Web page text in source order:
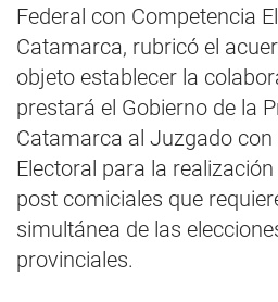
Federal con Competencia
Catamarca, rubricó el
objeto establecer la
prestará el Gobierno de la
Catamarca al Juzgado con
Electoral para la
post comiciales que
simultánea de las
provinciales.